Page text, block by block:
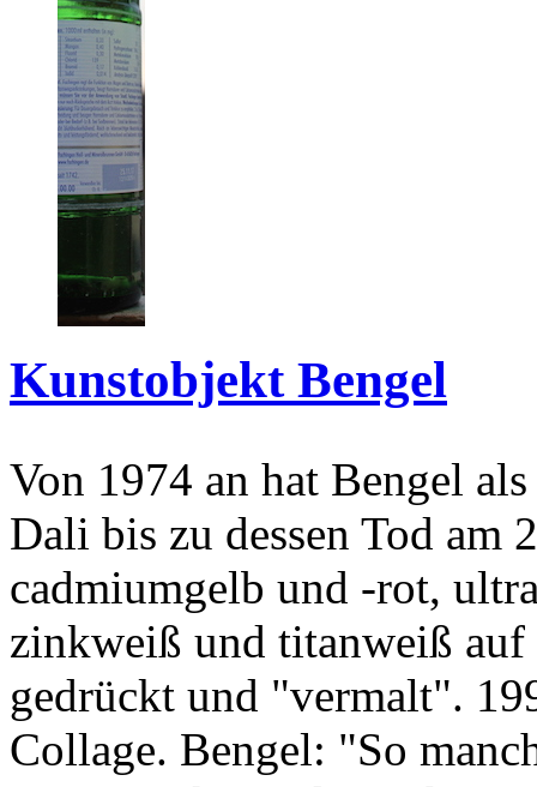
Kunstobjekt Bengel
Von 1974 an hat Bengel
Dali bis zu dessen Tod am
cadmiumgelb und -rot,
zinkweiß und titanweiß
gedrückt und "vermalt".
Collage. Bengel: "So